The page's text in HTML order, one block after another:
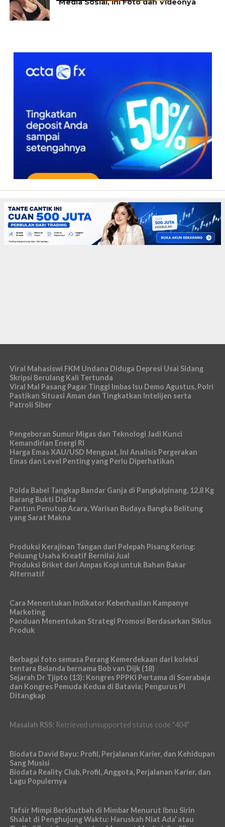
Media Sosial, Ini Foto dan Videonya
Viral Mahasiswi FKM Undana Diduga Depresi Usai Sidang
Skripsi Berulang Kali Tertunda
Viral Mal Pasang Pagar Tinggi Imbas Isu Demo Agustus, Polri
Pastikan Situasi Aman dan Tingkatkan Intelijen serta
Patroli Siber
Pengeboran Sumur Migas dan Teknologi Jadi Kunci
Kemandirian Energi RI
Harga Emas XAU/USD Menguat, Ini Analisis Pergerakan
Emas dan Level Penting yang Perlu Diperhatikan
Polda Babel Tangkap Bandar Ganja di Pangkalpinang, 12,8 Kg
Barang Bukti Disita
Pantun Penutup Acara, Warisan Budaya Bangka Belitung
yang Sarat Makna
Produksi Kerajinan Tangan dari Pelepah Pisang Kering:
Peluang Usaha Kreatif Bernilai Jual
Produksi Briket dari Ampas Kopi untuk Bahan Bakar
Alternatif
Cara Menentukan Indikator Keberhasilan Kampanye
Marketing
Panduan Menentukan Strategi Promosi Berdasarkan Siklus
Produk
Berbagai foto semasa Perang Kemerdekaan dari koleksi
tentara Belanda bernama Bob van Dijk (18)
Sejarah Dr Tjipto (13): Kongres PPPKI Pertama di Soerabaja
dan Kongres Pemuda Kedua di Batavia; Pengurus PI
Ditangkap
Masalah RSS: Retrieved unsupported status code "404"
Biodata David Bayu: Profil, Perjalanan Karier, dan Kehidupan
Sang Musisi
Biodata Reality Club, Profil, Anggota, Perjalanan Karier, dan
Lagu Populernya
Tafsir Mimpi Berkhutbah di Mimbar Menurut Ibnu Sirin
Shalat di Penghujung Waktu: Haruskah Niat Ada’ atau